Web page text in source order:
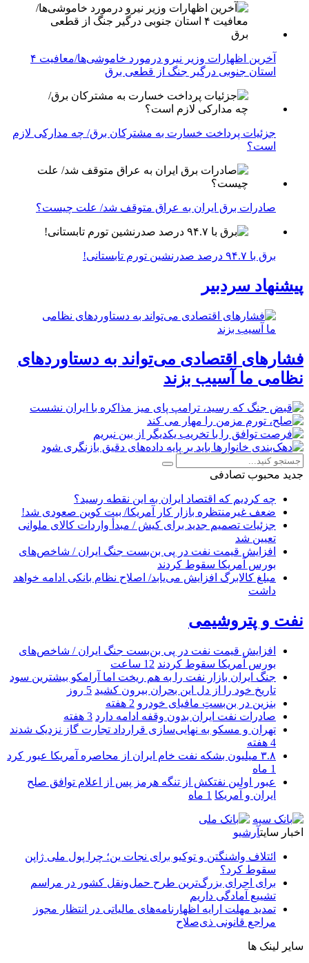
آخرین اظهارات وزیر نیرو درمورد خاموشی‌ها/معافیت ۴
استان جنوبی درگیر جنگ از قطعی برق
جزئیات پرداخت خسارت به مشترکان برق/ چه مدارکی لازم
است؟
صادرات برق ایران به عراق متوقف شد/ علت چیست؟
برق با ۹۴.۷ درصد صدرنشین تورم تابستانی!
پیشنهاد سردبیر
فشارهای اقتصادی می‌تواند به دستاوردهای
نظامی ما آسیب بزند
جدید محبوب تصادفی
چه کردیم که اقتصاد ایران به این نقطه رسید؟
ضعف غیرمنتظره بازار کار آمریکا/ بیت کوین صعودی شد!
جزئیات تصمیم جدید برای کیش / مبدأ واردات کالای ملوانی
تعیین شد
افزایش قیمت نفت در پی بن‌بست جنگ ایران / شاخص‌های
بورس آمریکا سقوط کردند
مبلغ کالابرگ افزایش می‌یابد/ اصلاح نظام بانکی ادامه خواهد
داشت
نفت و پتروشیمی
افزایش قیمت نفت در پی بن‌بست جنگ ایران / شاخص‌های
بورس آمریکا سقوط کردند 12 ساعت
جنگ ایران بازار نفت را به هم ریخت اما آرامکو بیشترین سود
تاریخ خود را از دل این بحران بیرون کشید 5 روز
بنزین در بن‌بستِ مافیای خودرو 2 هفته
صادرات نفت ایران بدون وقفه ادامه دارد 3 هفته
تهران و مسکو به نهایی‌سازی قرارداد تجارت گاز نزدیک شدند
4 هفته
۳.۸ میلیون بشکه نفت خام ایران از محاصره آمریکا عبور کرد
1 ماه
عبور اولین نفتکش از تنگه هرمز پس از اعلام توافق صلح
ایران و آمریکا 1 ماه
اخبار سایتآرشیو
ائتلاف واشنگتن و توکیو برای نجات ین؛ چرا پول ملی ژاپن
سقوط کرد؟
برای اجرای بزرگ‌ترین طرح حمل‌ونقل کشور در مراسم
تشییع آمادگی داریم
تمدید مهلت ارایه اظهارنامه‌های مالیاتی در انتظار مجوز
مراجع قانونی ذی‌‏صلاح
سایر لینک ها